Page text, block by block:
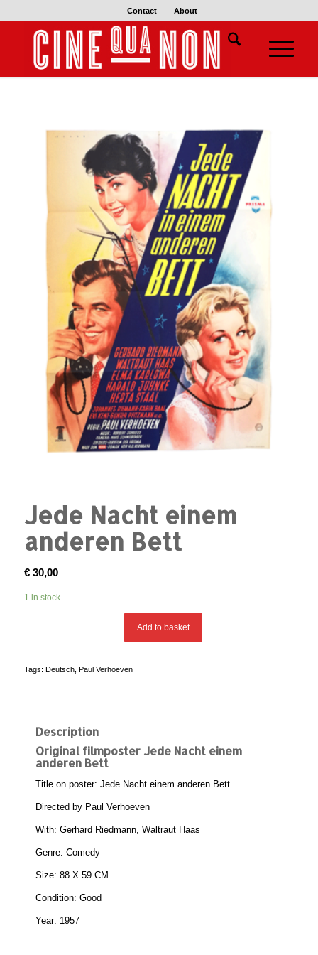
Contact About
Jede Nacht einem
anderen Bett
€30,00
1 in stock
Add to basket
Tags: Deutsch, Paul Verhoeven
Description
Original filmposter Jede Nacht einem
anderen Bett
Title on poster: Jede Nacht einem anderen Bett
Directed by Paul Verhoeven
With: Gerhard Riedmann, Waltraut Haas
Genre: Comedy
Size: 88 X 59 CM
Condition: Good
Year: 1957